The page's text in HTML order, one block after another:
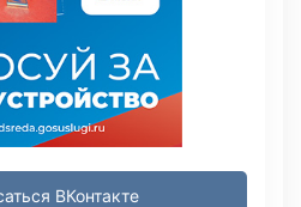
ВКонтакте